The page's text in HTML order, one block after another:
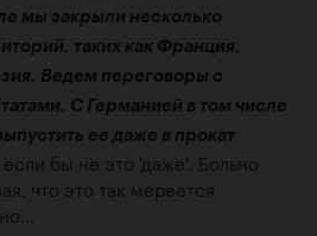
мы закрыли несколько
таких как Франция,
Ведем переговоры с
С Германией в том числе
ее даже в прокат
бы не это 'даже'. Больно
что это так мереется